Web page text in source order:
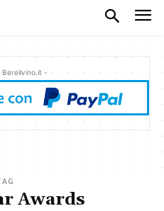
-
Awards